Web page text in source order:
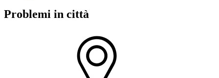
Problemi in città